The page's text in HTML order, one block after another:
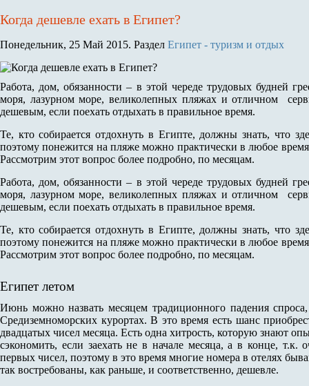
Когда дешевле ехать в Египет?
Понедельник, 25 Май 2015. Раздел Египет - туризм и отдых
Работа, дом, обязанности – в этой череде трудовых будней
моря, лазурном море, великолепных пляжах и отличном
дешевым, если поехать отдыхать в правильное время.
Те, кто собирается отдохнуть в Египте, должны знать, что
поэтому понежится на пляже можно практически в любое
Рассмотрим этот вопрос более подробно, по месяцам.
Работа, дом, обязанности – в этой череде трудовых будней
моря, лазурном море, великолепных пляжах и отличном
дешевым, если поехать отдыхать в правильное время.
Те, кто собирается отдохнуть в Египте, должны знать, что
поэтому понежится на пляже можно практически в любое
Рассмотрим этот вопрос более подробно, по месяцам.
Египет летом
Июнь можно назвать месяцем традиционного падения
Средиземноморских курортах. В это время есть шанс
двадцатых чисел месяца. Есть одна хитрость, которую знают
сэкономить, если заехать не в начале месяца, а в конце,
первых чисел, поэтому в это время многие номера в отелях
так востребованы, как раньше, и соответственно, дешевле.